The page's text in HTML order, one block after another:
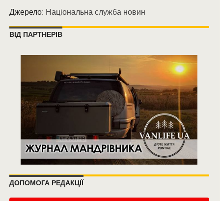
Джерело: Національна служба новин
ВІД ПАРТНЕРІВ
ДОПОМОГА РЕДАКЦІЇ